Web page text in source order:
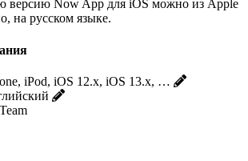
версию Now App для iOS можно из Apple
на русском языке.
iPod, iOS 12.x, iOS 13.x, …